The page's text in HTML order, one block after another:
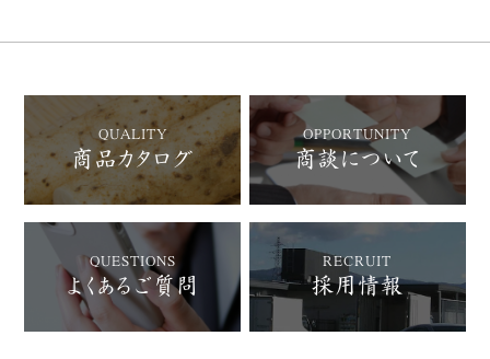
QUALITY
商品カタログ
OPPORTUNITY
商談について
QUESTIONS
よくあるご質問
RECRUIT
採用情報